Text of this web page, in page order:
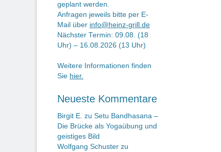
geplant werden.
Anfragen jeweils bitte per E-
Mail über info@heinz-grill.de
Nächster Termin: 09.08. (18
Uhr) – 16.08.2026 (13 Uhr)
Weitere Informationen finden
Sie hier.
Neueste Kommentare
Birgit E. zu Setu Bandhasana –
Die Brücke als Yogaübung und
geistiges Bild
Wolfgang Schuster zu